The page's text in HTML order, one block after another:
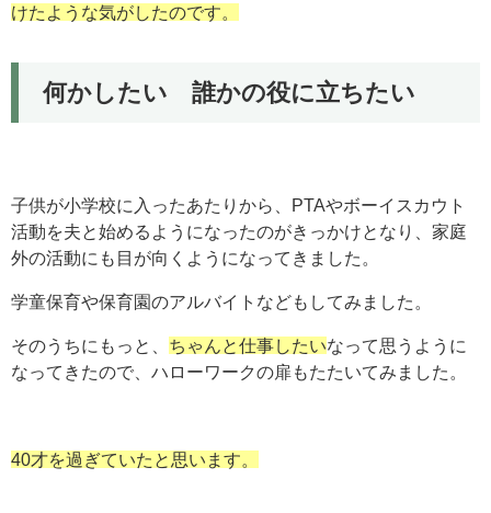
けたような気がしたのです。
何かしたい 誰かの役に立ちたい
子供が小学校に入ったあたりから、PTAやボーイスカウト
活動を夫と始めるようになったのがきっかけとなり、家庭
外の活動にも目が向くようになってきました。
学童保育や保育園のアルバイトなどもしてみました。
そのうちにもっと、 ちゃんと仕事したいなって思うように
なってきたので、ハローワークの扉もたたいてみました。
40才を過ぎていたと思います。